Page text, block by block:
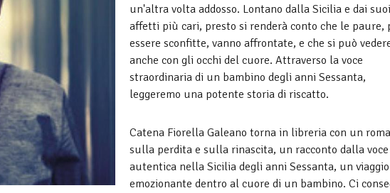
un'altra volta addosso. Lontano dalla Sicilia e dai suoi
affetti più cari, presto si renderà conto che le paure,
essere sconfitte, vanno affrontate, e che si può
anche con gli occhi del cuore. Attraverso la voce
straordinaria di un bambino degli anni Sessanta,
leggeremo una potente storia di riscatto.
Catena Fiorella Galeano torna in libreria con un
sulla perdita e sulla rinascita, un racconto dalla voce
autentica nella Sicilia degli anni Sessanta, un viaggio
emozionante dentro al cuore di un bambino. Ci